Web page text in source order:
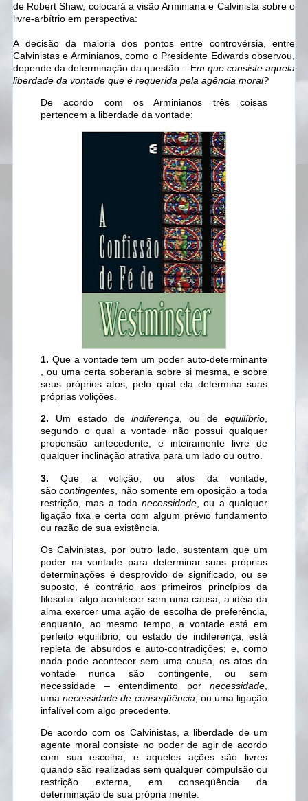
de Robert Shaw, colocará a visão Arminiana e Calvinista sobre o
livre-arbítrio em perspectiva:
A decisão da maioria dos pontos entre controvérsia, entre
Calvinistas e Arminianos, como o Presidente Edwards observou,
depende da determinação da questão – Em que consiste aquela
liberdade da vontade que é requerida pela agência moral?
De acordo com os Arminianos três coisas
pertencem a liberdade da vontade:
1. Que a vontade tem um poder auto-determinante
, ou uma certa soberania sobre si mesma, e sobre
seus próprios atos, pelo qual ela determina suas
próprias volições.
2. Um estado deindiferença, ou deequilíbrio,
segundo o qual a vontade não possui qualquer
propensão antecedente, e inteiramente livre de
qualquer inclinação atrativa para um lado ou outro.
3.Que a volição, ou atos da vontade,
sãocontingentes , não somente em oposição a toda
restrição, mas a todanecessidade , ou a qualquer
ligação fixa e certa com algum prévio fundamento
ou razão de sua existência.
Os Calvinistas, por outro lado, sustentam que um
poder na vontade para determinar suas próprias
determinações é desprovido de significado, ou se
suposto, é contrário aos primeiros princípios da
filosofia: algo acontecer sem uma causa; a idéia da
alma exercer uma ação de escolha de preferência,
enquanto, ao mesmo tempo, a vontade está em
perfeito equilíbrio, ou estado de indiferença, está
repleta de absurdos e auto-contradições; e, como
nada pode acontecer sem uma causa, os atos da
vontade nunca são contingente, ou sem
necessidade – entendimento por necessidade
umanecessidade de conseqüência , ou uma ligação
infalível com algo precedente.
De acordo com os Calvinistas, a liberdade de um
agente moral consiste no poder de agir de acordo
com sua escolha; e aqueles ações são livres
quando são realizadas sem qualquer compulsão ou
restrição externa, em conseqüência da
determinação de sua própria mente.